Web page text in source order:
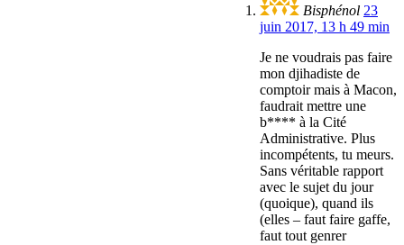
Bisphénol 23
juin 2017, 13 h 49 min
Je ne voudrais pas faire
mon djihadiste de
comptoir mais à Macon,
faudrait mettre une
b**** à la Cité
Administrative. Plus
incompétents, tu meurs.
Sans véritable rapport
avec le sujet du jour
(quoique), quand ils
(elles – faut faire gaffe,
faut tout genrer